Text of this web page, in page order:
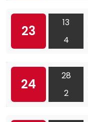
23
13
4
24
28
2